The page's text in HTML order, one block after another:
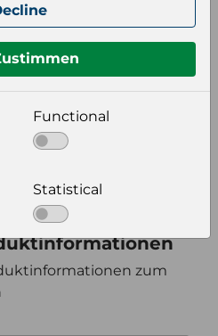
für Ihr Bild aus
zum
Functional
Statistical